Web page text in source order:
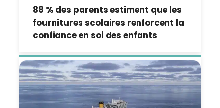
88 % des parents estiment que les
fournitures scolaires renforcent la
confiance en soi des enfants